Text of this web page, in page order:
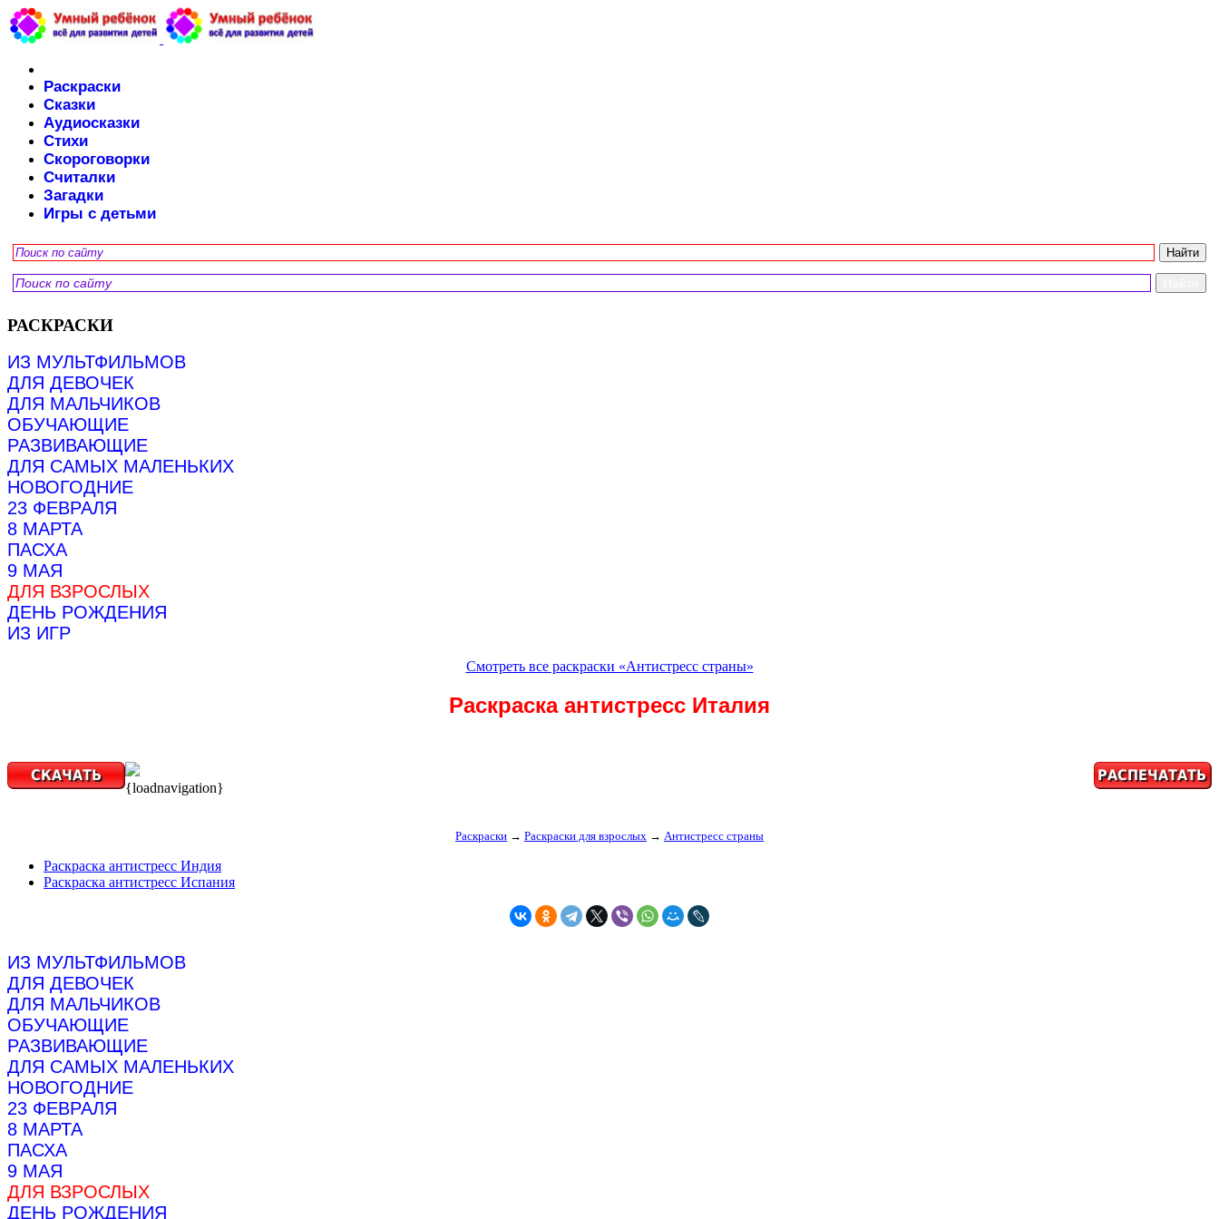
Раскраски
Сказки
Аудиосказки
Стихи
Скороговорки
Считалки
Загадки
Игры с детьми
РАСКРАСКИ
ИЗ МУЛЬТФИЛЬМОВ
ДЛЯ ДЕВОЧЕК
ДЛЯ МАЛЬЧИКОВ
ОБУЧАЮЩИЕ
РАЗВИВАЮЩИЕ
ДЛЯ САМЫХ МАЛЕНЬКИХ
НОВОГОДНИЕ
23 ФЕВРАЛЯ
8 МАРТА
ПАСХА
9 МАЯ
ДЛЯ ВЗРОСЛЫХ
ДЕНЬ РОЖДЕНИЯ
ИЗ ИГР
Смотреть все раскраски «Антистресс страны»
Раскраска антистресс Италия
{loadnavigation}
Раскраски → Раскраски для взрослых → Антистресс страны
Раскраска антистресс Индия
Раскраска антистресс Испания
ИЗ МУЛЬТФИЛЬМОВ
ДЛЯ ДЕВОЧЕК
ДЛЯ МАЛЬЧИКОВ
ОБУЧАЮЩИЕ
РАЗВИВАЮЩИЕ
ДЛЯ САМЫХ МАЛЕНЬКИХ
НОВОГОДНИЕ
23 ФЕВРАЛЯ
8 МАРТА
ПАСХА
9 МАЯ
ДЛЯ ВЗРОСЛЫХ
ДЕНЬ РОЖДЕНИЯ